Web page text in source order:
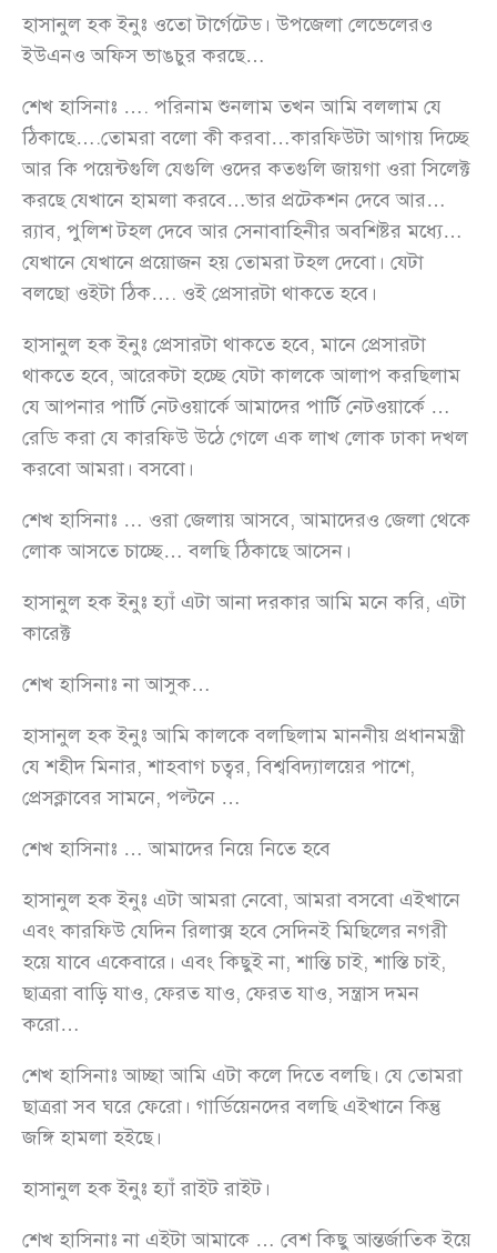
হাসানুল হক ইনুঃ ওতো টার্গেটেড। উপজেলা লেভেলেরও
ইউএনও অফিস ভাঙচুর করছে…
শেখ হাসিনাঃ …. পরিনাম শুনলাম তখন আমি বললাম যে
ঠিকাছে….তোমরা বলো কী করবা…কারফিউটা আগায় দিচ্ছে
আর কি পয়েন্টগুলি যেগুলি ওদের কতগুলি জায়গা ওরা সিলেক্ট
করছে যেখানে হামলা করবে…ভার প্রটেকশন দেবে আর…
র‍্যাব, পুলিশ টহল দেবে আর সেনাবাহিনীর অবশিষ্টর মধ্যে…
যেখানে যেখানে প্রয়োজন হয় তোমরা টহল দেবো। যেটা
বলছো ওইটা ঠিক…. ওই প্রেসারটা থাকতে হবে।
হাসানুল হক ইনুঃ প্রেসারটা থাকতে হবে, মানে প্রেসারটা
থাকতে হবে, আরেকটা হচ্ছে যেটা কালকে আলাপ করছিলাম
যে আপনার পার্টি নেটওয়ার্কে আমাদের পার্টি নেটওয়ার্কে …
রেডি করা যে কারফিউ উঠে গেলে এক লাখ লোক ঢাকা দখল
করবো আমরা। বসবো।
শেখ হাসিনাঃ … ওরা জেলায় আসবে, আমাদেরও জেলা থেকে
লোক আসতে চাচ্ছে… বলছি ঠিকাছে আসেন।
হাসানুল হক ইনুঃ হ্যাঁ এটা আনা দরকার আমি মনে করি, এটা
কারেক্ট
শেখ হাসিনাঃ না আসুক…
হাসানুল হক ইনুঃ আমি কালকে বলছিলাম মাননীয় প্রধানমন্ত্রী
যে শহীদ মিনার, শাহবাগ চত্বর, বিশ্ববিদ্যালয়ের পাশে,
প্রেসক্লাবের সামনে, পল্টনে …
শেখ হাসিনাঃ … আমাদের নিয়ে নিতে হবে
হাসানুল হক ইনুঃ এটা আমরা নেবো, আমরা বসবো এইখানে
এবং কারফিউ যেদিন রিলাক্স হবে সেদিনই মিছিলের নগরী
হয়ে যাবে একেবারে। এবং কিছুই না, শান্তি চাই, শাস্তি চাই,
ছাত্ররা বাড়ি যাও, ফেরত যাও, ফেরত যাও, সন্ত্রাস দমন
করো…
শেখ হাসিনাঃ আচ্ছা আমি এটা কলে দিতে বলছি। যে তোমরা
ছাত্ররা সব ঘরে ফেরো। গার্ডিয়েনদের বলছি এইখানে কিন্তু
জঙ্গি হামলা হইছে।
হাসানুল হক ইনুঃ হ্যাঁ রাইট রাইট।
শেখ হাসিনাঃ না এইটা আমাকে … বেশ কিছু আন্তর্জাতিক ইয়ে